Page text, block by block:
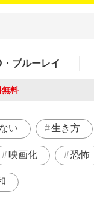
・ブルーレイ
無料
い 生き方
映画化 恐怖